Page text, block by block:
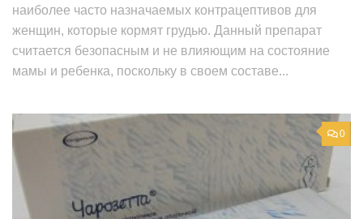
наиболее часто назначаемых контрацептивов для
женщин, которые кормят грудью. Данный препарат
считается безопасным и не влияющим на состояние
мамы и ребенка, поскольку в своем составе...
0